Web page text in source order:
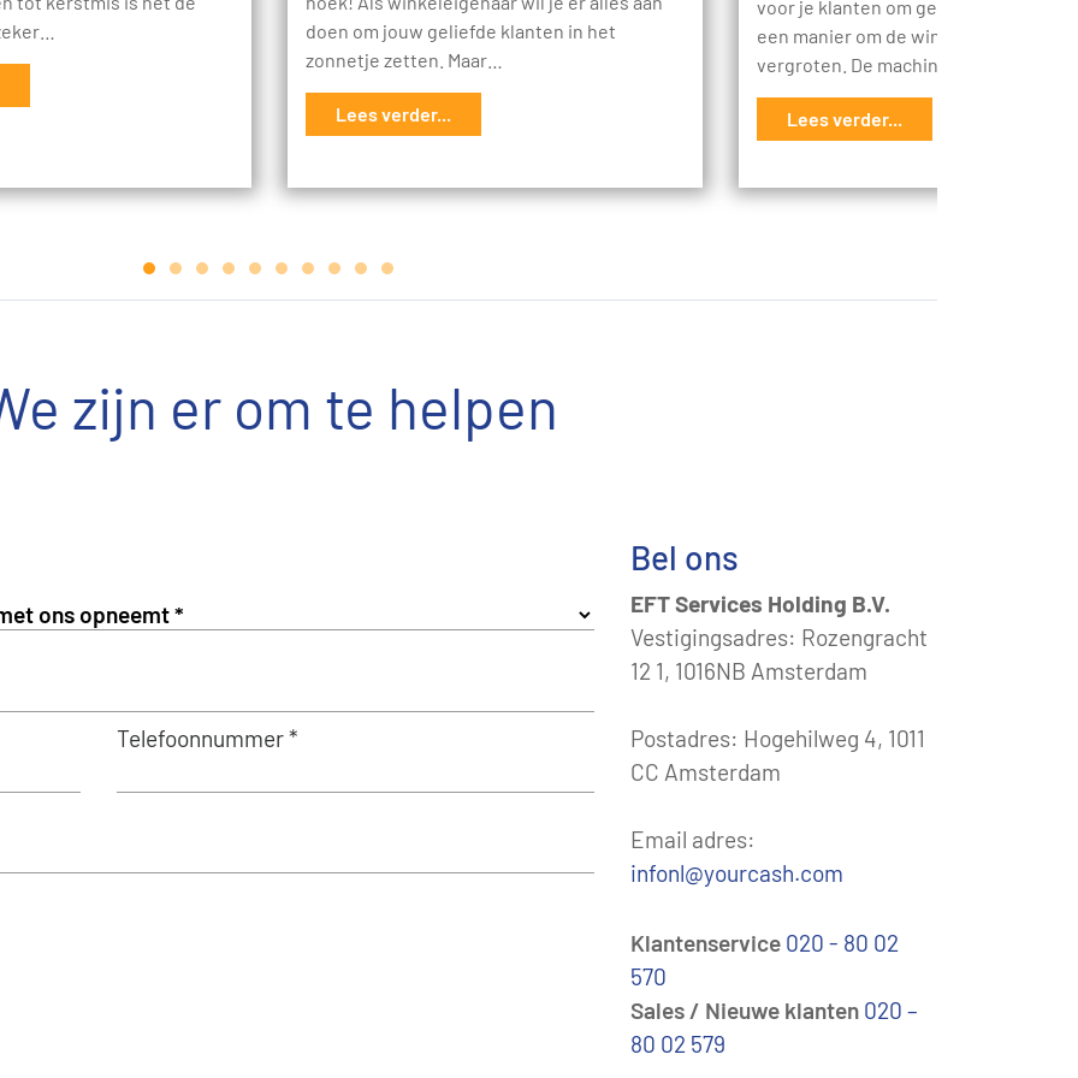
doen om jouw geliefde klanten in het
zonnetje zetten. Maar…
Lees verder...
voor je klanten om geld te krijgen.
een manier om de winst van je bedrijf
vergroten. De machine zelf…
Lees verder...
zijn er om te helpen
Telefoonnummer *
Bel ons
EFT Services Holding B.V.
Vestigingsadres: Rozengracht
12 1, 1016NB Amsterdam
Postadres: Hogehilweg 4, 1011
CC Amsterdam
Email adres:
infonl@yourcash.com
Klantenservice 020 - 80 02
570
Sales / Nieuwe klanten 020 –
80 02 579